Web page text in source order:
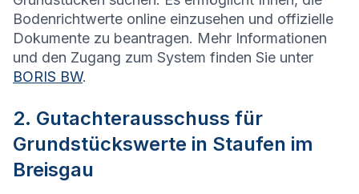
Bodenrichtwerte online einzusehen und offizielle
Dokumente zu beantragen. Mehr Informationen
und den Zugang zum System finden Sie unter
BORIS BW.
2. Gutachterausschuss für
Grundstückswerte in Staufen im
Breisgau